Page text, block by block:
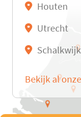
Houten
Utrecht
Schalkwijk
Bekijk al